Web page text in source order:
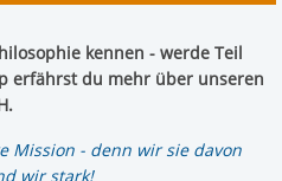
kennen - werde Teil
erfährst du mehr über unseren
Mission - denn wir sie davon
wir stark!